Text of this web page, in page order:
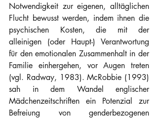
Notwendigkeit zur eigenen, alltäglichen
Flucht bewusst werden, indem ihnen die
psychischen Kosten, die mit der
alleinigen (oder Haupt-) Verantwortung
für den emotionalen Zusammenhalt in der
Familie einhergehen, vor Augen treten
(vgl. Radway, 1983). McRobbie (1993)
sah in dem Wandel englischer
Mädchenzeitschriften ein Potenzial zur
Befreiung von genderbezogenen